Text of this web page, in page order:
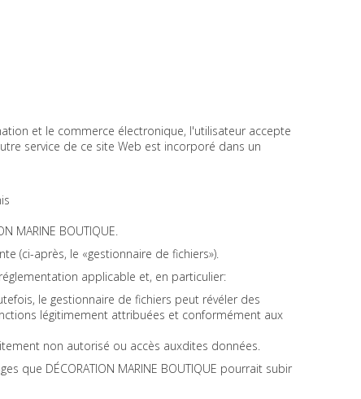
et le commerce électronique, l'utilisateur accepte
service de ce site Web est incorporé dans un
MARINE BOUTIQUE.
(ci-après, le «gestionnaire de fichiers»).
applicable et, en particulier:
le gestionnaire de fichiers peut révéler des
légitimement attribuées et conformément aux
non autorisé ou accès auxdites données.
DÉCORATION MARINE BOUTIQUE pourrait subir